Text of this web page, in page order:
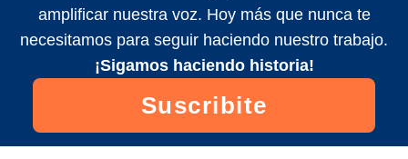
amplificar nuestra voz. Hoy más que nunca te
necesitamos para seguir haciendo nuestro trabajo.
¡Sigamos haciendo historia!
Suscribite